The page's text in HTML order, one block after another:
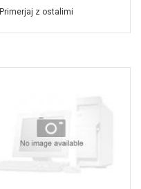
Primerjaj z ostalimi